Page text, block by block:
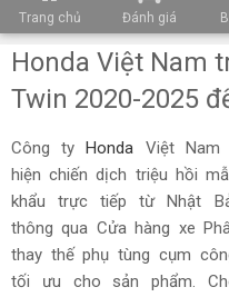
Trang chủ Đánh giá
Honda Việt Nam
Twin 2020-2025
Công tyHonda Việt Nam
hiện chiến dịch triệu hồi
khẩu trực tiếp từ Nhật
thông qua Cửa hàng xe
thay thế phụ tùng cụm
tối ưu cho sản phẩm.